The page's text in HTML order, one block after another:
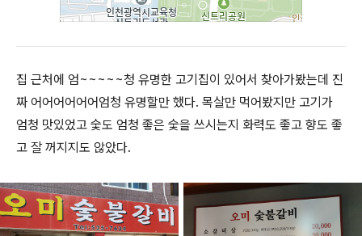
집 근처에 엄~~~~~청 유명한 고기집이 있어서 찾아가봤는데 진
짜 어어어어어어엄청 유명할만 했다. 목살만 먹어봤지만 고기가
엄청 맛있었고 숯도 엄청 좋은 숯을 쓰시는지 화력도 좋고 향도 좋
고 잘 꺼지지도 않았다.